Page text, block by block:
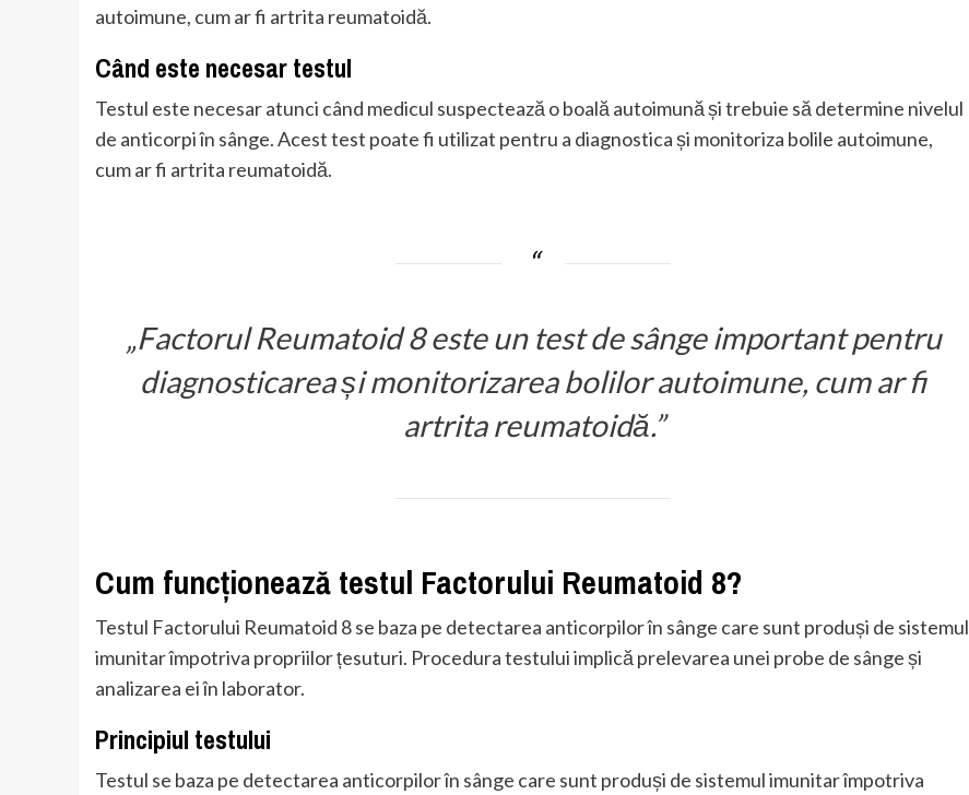
autoimune, cum ar fi artrita reumatoidă.
Când este necesar testul
Testul este necesar atunci când medicul suspectează o boală autoimună și trebuie să determine nivelul
de anticorpi în sânge. Acest test poate fi utilizat pentru a diagnostica și monitoriza bolile autoimune,
cum ar fi artrita reumatoidă.
„Factorul Reumatoid 8 este un test de sânge important pentru
diagnosticarea și monitorizarea bolilor autoimune, cum ar fi
artrita reumatoidă.”
Cum funcționează testul Factorului Reumatoid 8?
Testul Factorului Reumatoid 8 se baza pe detectarea anticorpilor în sânge care sunt produși de sistemul
imunitar împotriva propriilor țesuturi. Procedura testului implică prelevarea unei probe de sânge și
analizarea ei în laborator.
Principiul testului
Testul se baza pe detectarea anticorpilor în sânge care sunt produși de sistemul imunitar împotriva